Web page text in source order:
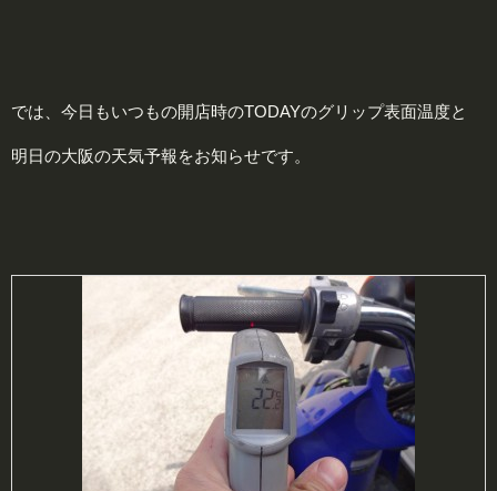
では、今日もいつもの開店時のTODAYのグリップ表面温度と
明日の大阪の天気予報をお知らせです。